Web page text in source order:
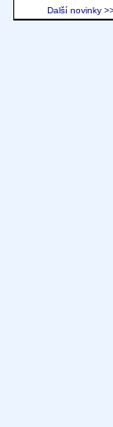
Další novinky